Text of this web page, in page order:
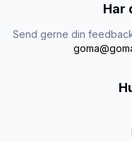
Har
Send gerne din